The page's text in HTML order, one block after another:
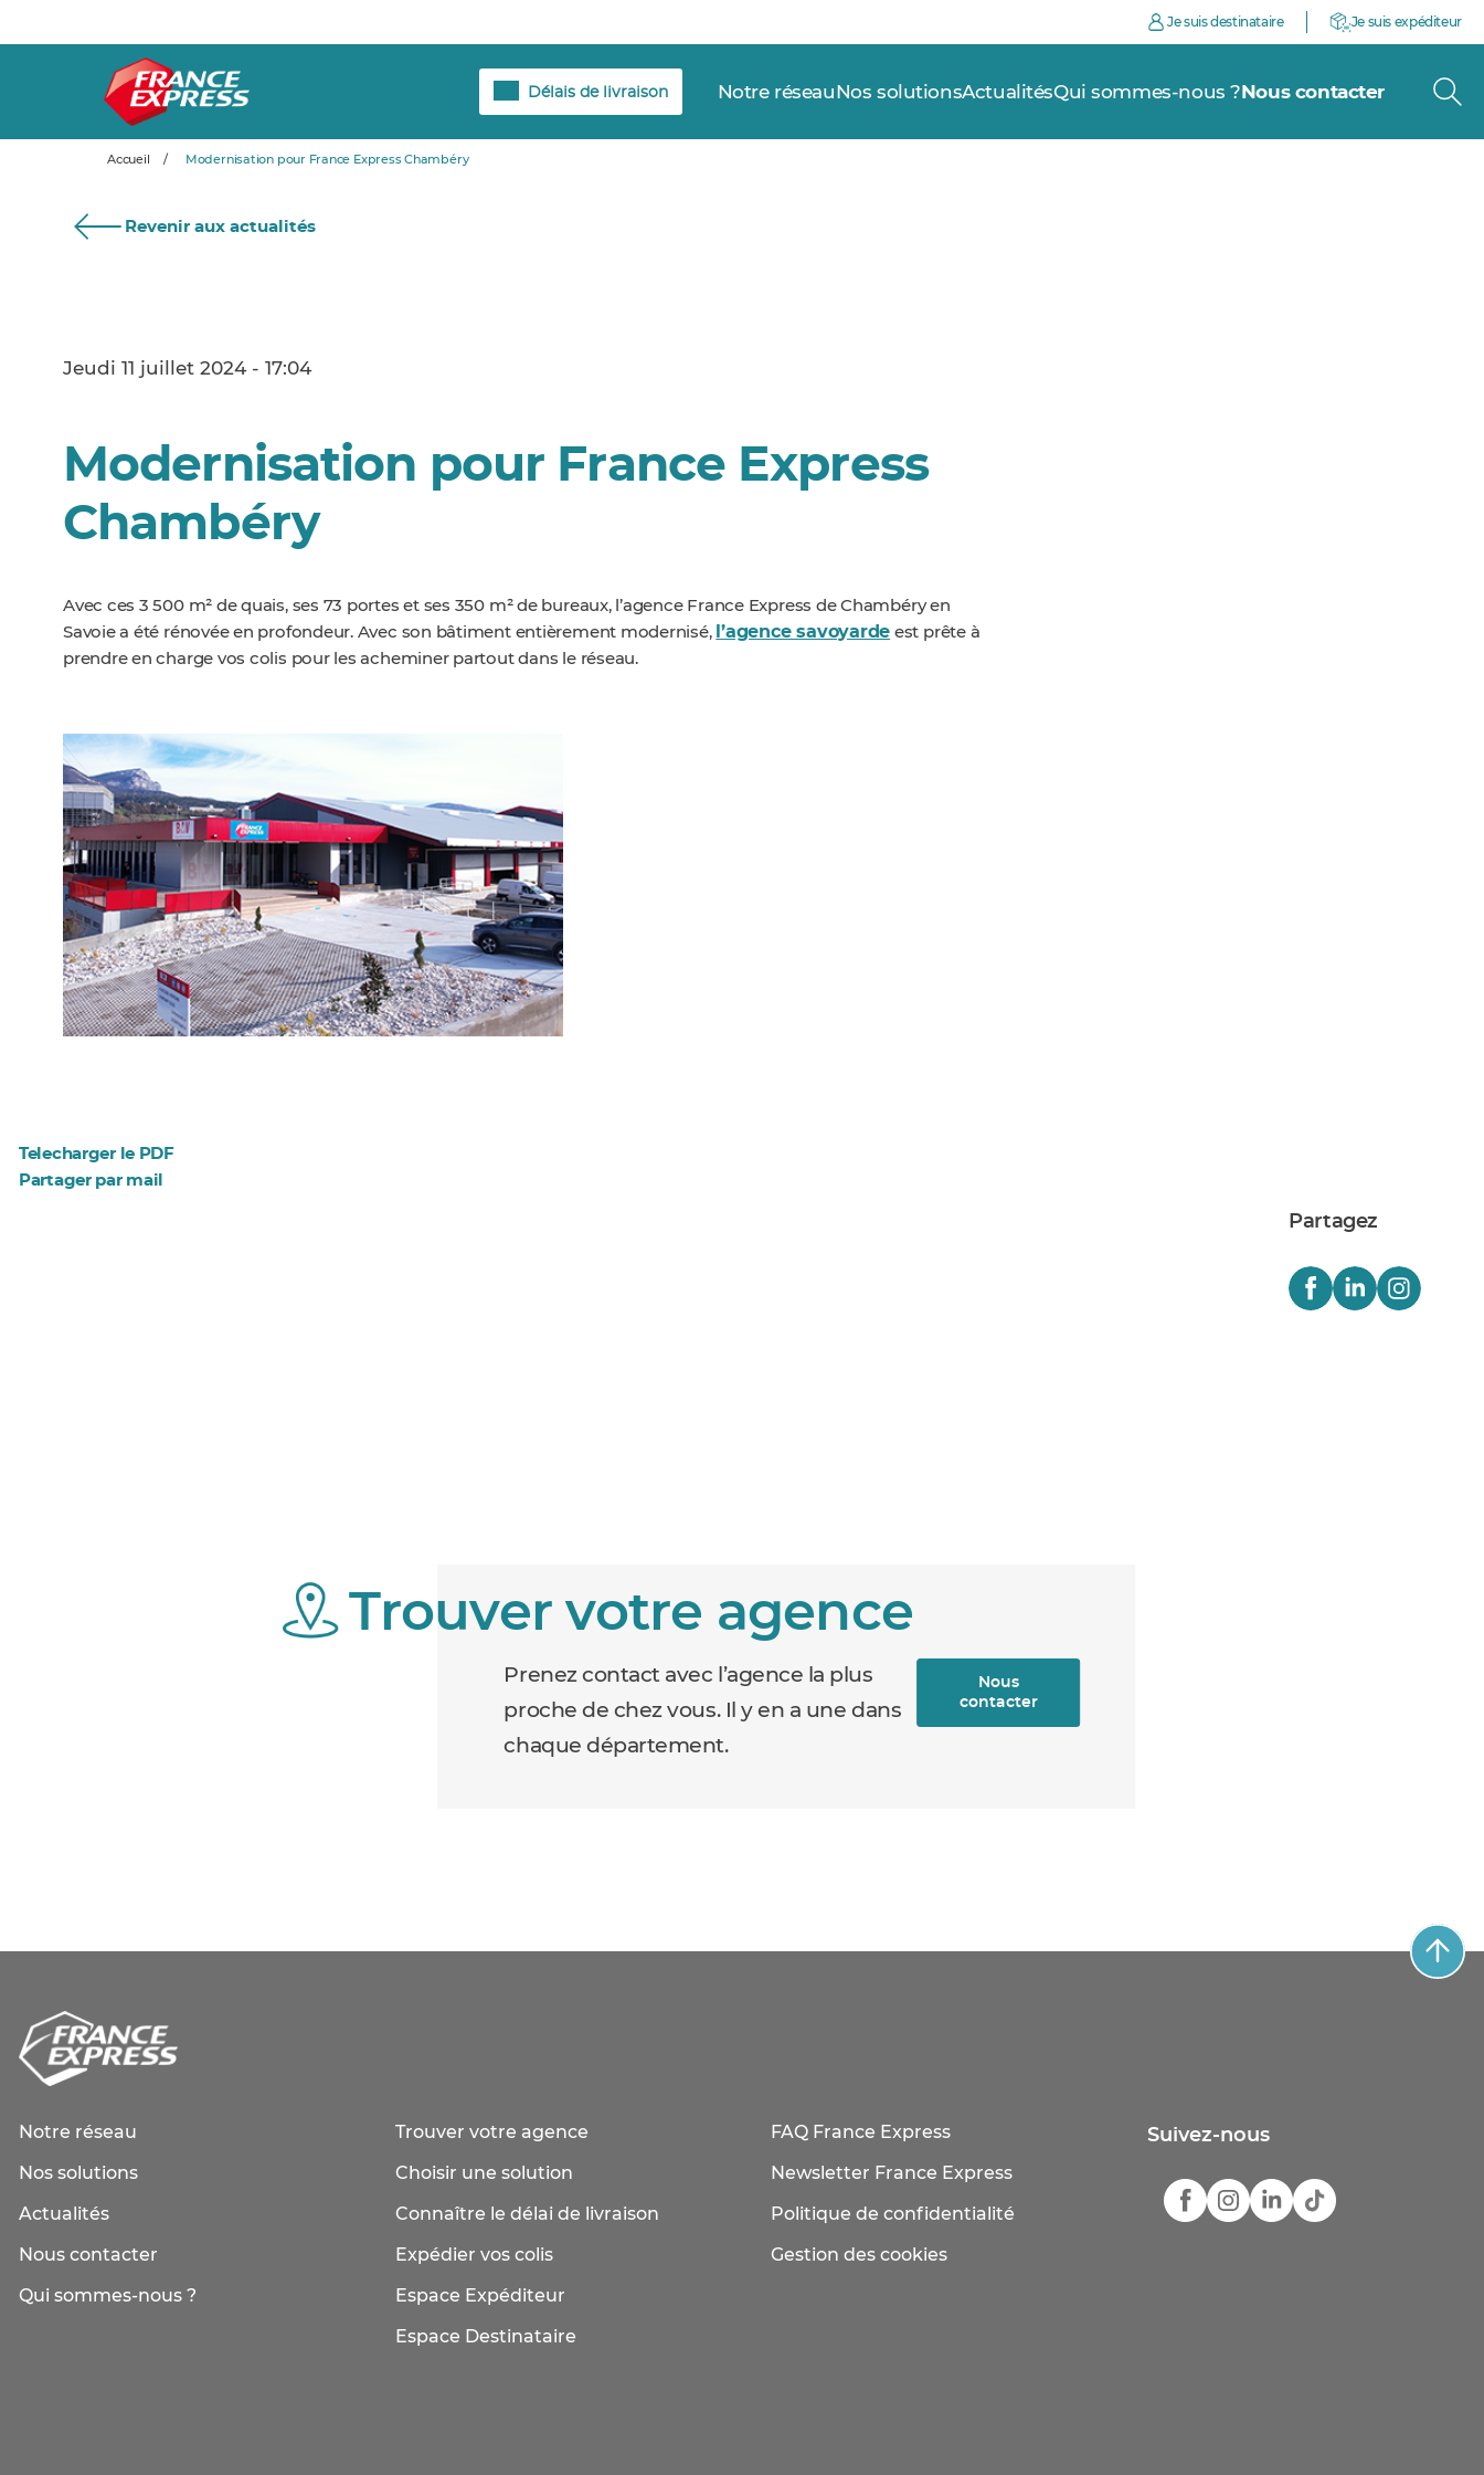
Je suis destinataire Je suis expéditeur
Délais de livraison Notre réseau Nos solutionsActualitésQui sommes-nous ? Nous contacter
Accueil / Modernisation pour France Express Chambéry
Revenir aux actualités
Jeudi 11 juillet 2024 - 17:04
Modernisation pour France Express
Chambéry
Avec ces 3 500 m² de quais, ses 73 portes et ses 350 m² de bureaux, l’agence France Express de Chambéry en
Savoie a été rénovée en profondeur. Avec son bâtiment entièrement modernisé, l’agence savoyarde est prête à
prendre en charge vos colis pour les acheminer partout dans le réseau.
Telecharger le PDF
Partager par mail
Partagez
Trouver votre agence
Prenez contact avec l’agence la plus
proche de chez vous. Il y en a une dans
chaque département.
Nous
contacter
Notre réseau
Nos solutions
Actualités
Nous contacter
Qui sommes-nous ?
Trouver votre agence
Choisir une solution
Connaître le délai de livraison
Expédier vos colis
Espace Expéditeur
Espace Destinataire
FAQ France Express
Newsletter France Express
Politique de confidentialité
Gestion des cookies
Suivez-nous